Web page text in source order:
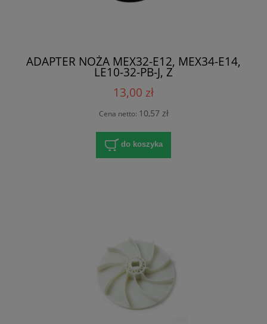
ADAPTER NOŻA MEX32-E12, MEX34-E14,
LE10-32-PB-J, Z
13,00 zł
Cena netto: 10,57 zł
do koszyka